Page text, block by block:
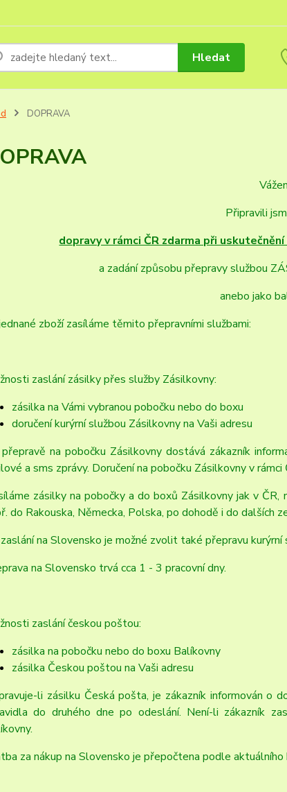
Hledat
DOPRAVA
Připravili
dopravy v rámci ČR zdarma při
a zadání způsobu přepravy službou
anebo jako
zboží zasíláme těmito přepravními službami:
zaslání zásilky přes služby Zásilkovny:
zásilka na Vámi vybranou pobočku nebo do boxu
doručení kurýrní službou Zásilkovny na Vaši adresu
na pobočku Zásilkovny dostává zákazník
a sms zprávy. Doručení na pobočku Zásilkovny v
zásilky na pobočky a do boxů Zásilkovny jak v
do Rakouska, Německa, Polska, po dohodě i do dalších
na Slovensko je možné zvolit také přepravu kurýrní
na Slovensko trvá cca 1 - 3 pracovní dny.
zaslání českou poštou:
zásilka na pobočku nebo do boxu Balíkovny
zásilka Českou poštou na Vaši adresu
li zásilku Česká pošta, je zákazník informován o
do druhého dne po odeslání. Není-li zákazník
za nákup na Slovensko je přepočtena podle aktuálního